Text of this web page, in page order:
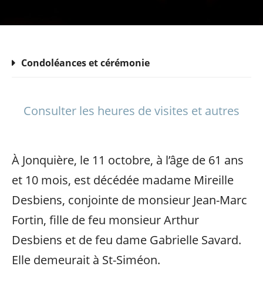
Condoléances et cérémonie
Consulter les heures de visites et autres
À Jonquière, le 11 octobre, à l’âge de 61 ans
et 10 mois, est décédée madame Mireille
Desbiens, conjointe de monsieur Jean-Marc
Fortin, fille de feu monsieur Arthur
Desbiens et de feu dame Gabrielle Savard.
Elle demeurait à St-Siméon.